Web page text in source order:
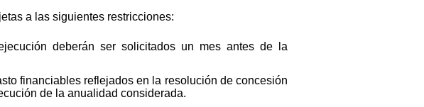
a las siguientes restricciones:
deberán ser solicitados un mes antes de la
financiables reflejados en la resolución de concesión
de la anualidad considerada.